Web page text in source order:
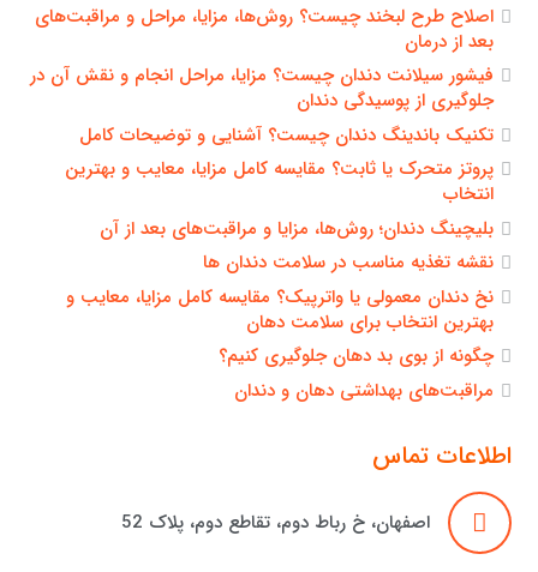
اصلاح طرح لبخند چیست؟ روش‌ها، مزایا، مراحل و مراقبت‌های
بعد از درمان
فیشور سیلانت دندان چیست؟ مزایا، مراحل انجام و نقش آن در
جلوگیری از پوسیدگی دندان
تکنیک باندینگ دندان چیست؟ آشنایی و توضیحات کامل
پروتز متحرک یا ثابت؟ مقایسه کامل مزایا، معایب و بهترین
انتخاب
بلیچینگ دندان؛ روش‌ها، مزایا و مراقبت‌های بعد از آن
نقشه تغذیه مناسب در سلامت دندان ها
نخ دندان معمولی یا واترپیک؟ مقایسه کامل مزایا، معایب و
بهترین انتخاب برای سلامت دهان
چگونه از بوی بد دهان جلوگیری کنیم؟
مراقبت‌های بهداشتی دهان و دندان
اطلاعات تماس
اصفهان، خ رباط دوم، تقاطع دوم، پلاک 52